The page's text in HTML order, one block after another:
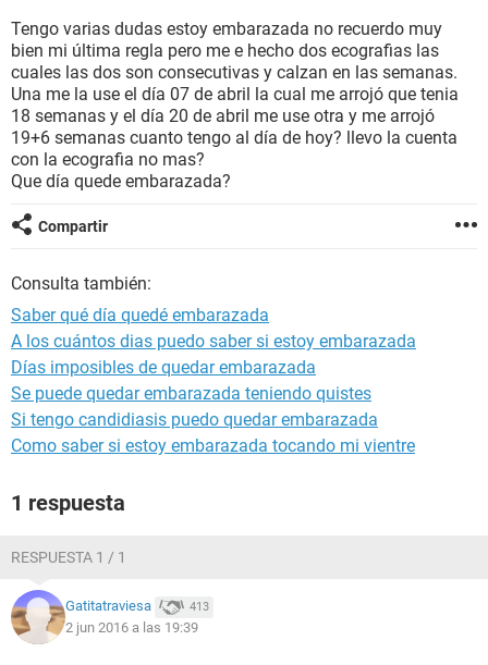
BIENESTAR
SEXUALIDAD
GLOSARIO
Tengo varias dudas estoy embarazada no recuerdo muy
bien mi última regla pero me e hecho dos ecografias las
cuales las dos son consecutivas y calzan en las semanas.
Una me la use el día 07 de abril la cual me arrojó que tenia
18 semanas y el día 20 de abril me use otra y me arrojó
19+6 semanas cuanto tengo al día de hoy? llevo la cuenta
con la ecografia no mas?
Que día quede embarazada?
Compartir
Consulta también:
Saber qué día quedé embarazada
A los cuántos dias puedo saber si estoy embarazada
Días imposibles de quedar embarazada
Se puede quedar embarazada teniendo quistes
Si tengo candidiasis puedo quedar embarazada
Como saber si estoy embarazada tocando mi vientre
1 respuesta
RESPUESTA 1 / 1
Gatitatraviesa 413
2 jun 2016 a las 19:39